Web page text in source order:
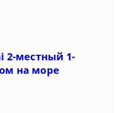
2-местный 1-
на море